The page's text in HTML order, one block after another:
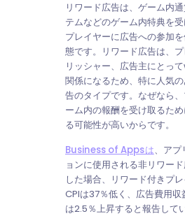
リワード広告は、ゲーム内
テムなどのゲーム内特典を受
プレイヤーに広告への参加
態です。リワード広告は、
リッシャー、広告主にとっ
関係になるため、特に人気
告のタイプです。なぜなら
ーム内の報酬を受け取るた
る可能性が高いからです。
Business of Appsは、アプ
ョンに使用される非リワー
した場合、リワード付きプ
CPIは37％低く、広告費用収
は2.5％上昇すると報告してい